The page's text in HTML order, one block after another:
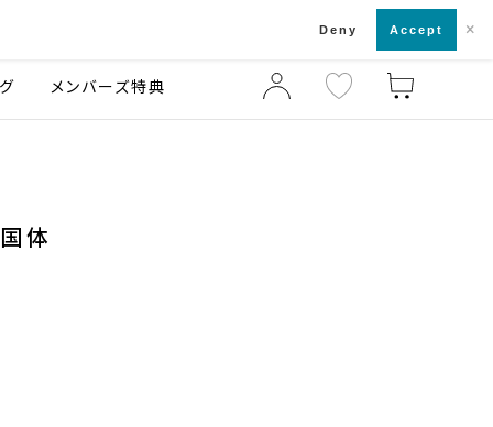
店舗一覧・来店予約
メンバーズ特典
体
Deny Accept ×